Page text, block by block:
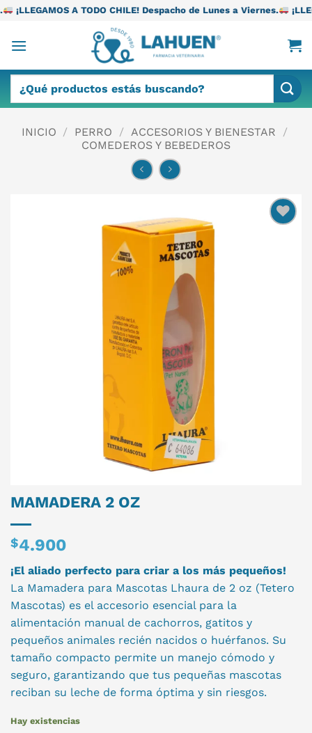
Saltar
contenido
TODO CHILE! Despacho de Lunes a Viernes. ¡LLEGAMOS A
por:
INICIO / PERRO / ACCESORIOS Y BIENESTAR
/
COMEDEROS Y BEBEDEROS
MAMADERA 2 OZ
$4.900
¡El aliado perfecto para criar a los más pequeños!
La Mamadera para Mascotas Lhaura de 2 oz (Tetero
Mascotas) es el accesorio esencial para la
alimentación manual de cachorros, gatitos y
pequeños animales recién nacidos o huérfanos. Su
tamaño compacto permite un manejo cómodo y
seguro, garantizando que tus pequeñas mascotas
reciban su leche de forma óptima y sin riesgos.
Hay existencias